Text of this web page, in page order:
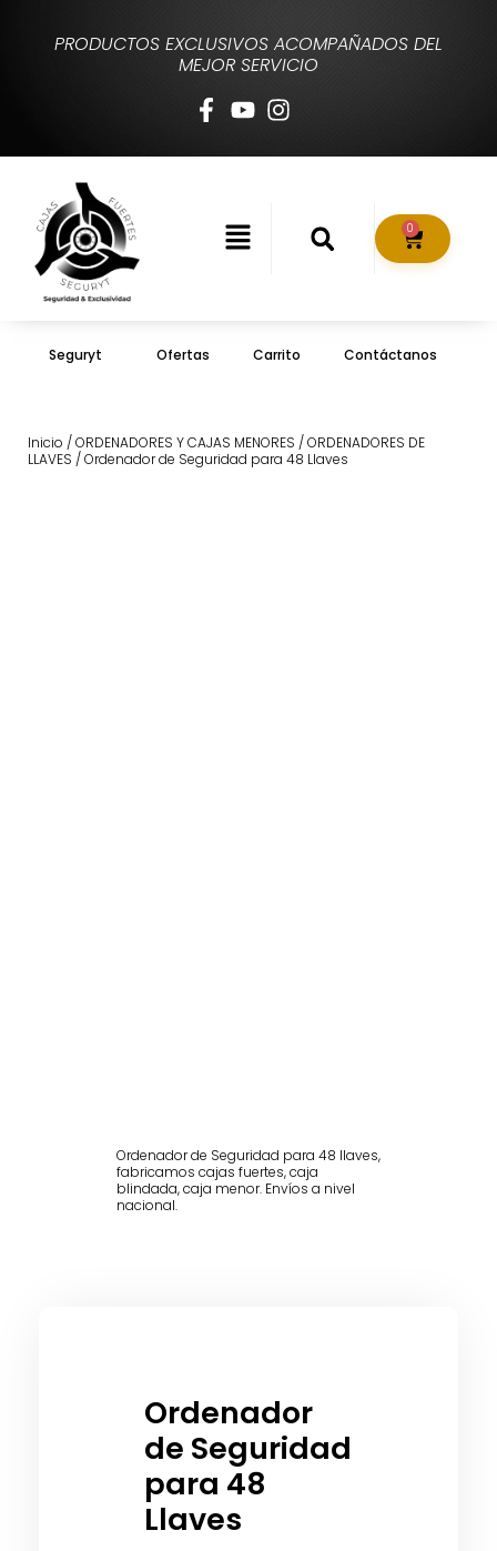
PRODUCTOS EXCLUSIVOS ACOMPAÑADOS DEL
MEJOR SERVICIO
0
Seguryt Ofertas Carrito Contáctanos
Inicio /ORDENADORES Y CAJAS MENORES /ORDENADORES DE
LLAVES / Ordenador de Seguridad para 48 Llaves
Ordenador de Seguridad para 48 llaves,
fabricamos cajas fuertes, caja
blindada, caja menor. Envíos a nivel
nacional.
Ordenador
de Seguridad
para 48
Llaves